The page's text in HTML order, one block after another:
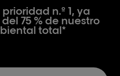
n.º 1, ya
75 % de nuestro
total*